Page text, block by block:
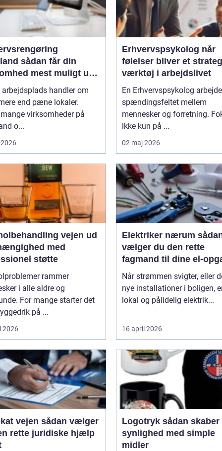
får din
mest muligt ud
arbejdsplads handler om
end pæne lokaler.
virksomheder på
o...
Erhvervspsykolog når
følelser bliver et
værktøj i arbejdslivet
En Erhvervspsykolog
spændingsfeltet mellem
mennesker og forretning.
ikke kun på ...
02 maj 2026
vejen ud
med
støtte
rammer
i alle aldre og
For mange starter det
på ...
2026
Elektriker nærum sådan
vælger du den rette
fagmand til dine el-
Når strømmen svigter, eller
nye installationer i boligen,
lokal og pålidelig elektrik...
16 april 2026
sådan vælger
rette juridiske hjælp
Logotryk sådan skaber du
synlighed med simple
midler